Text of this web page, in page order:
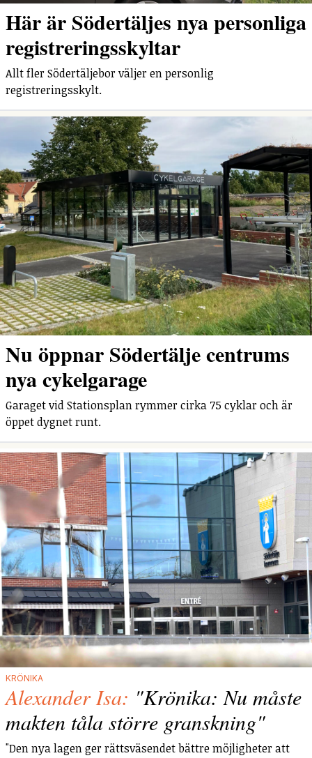
Här är Södertäljes nya personliga
registreringsskyltar
Allt fler Södertäljebor väljer en personlig
registreringsskylt.
Nu öppnar Södertälje centrums
nya cykelgarage
Garaget vid Stationsplan rymmer cirka 75 cyklar och är
öppet dygnet runt.
KRÖNIKA
Alexander Isa: "Krönika: Nu måste
makten tåla större granskning"
"Den nya lagen ger rättsväsendet bättre möjligheter att